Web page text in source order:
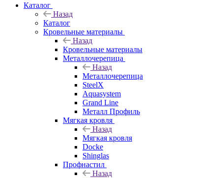
Каталог
Назад
Каталог
Кровельные материалы
Назад
Кровельные материалы
Металлочерепица
Назад
Металлочерепица
SteelX
Aquasystem
Grand Line
Металл Профиль
Мягкая кровля
Назад
Мягкая кровля
Docke
Shinglas
Профнастил
Назад